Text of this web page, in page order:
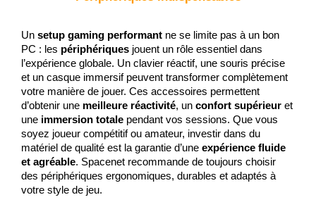
Un setup gaming performant ne se limite pas à un bon
PC : les périphériques jouent un rôle essentiel dans
l’expérience globale. Un clavier réactif, une souris précise
et un casque immersif peuvent transformer complètement
votre manière de jouer. Ces accessoires permettent
d’obtenir une meilleure réactivité, un confort supérieur et
une immersion totale pendant vos sessions. Que vous
soyez joueur compétitif ou amateur, investir dans du
matériel de qualité est la garantie d’une expérience fluide
et agréable. Spacenet recommande de toujours choisir
des périphériques ergonomiques, durables et adaptés à
votre style de jeu.